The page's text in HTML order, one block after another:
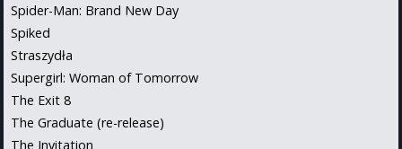
Spider-Man: Brand New Day
Spiked
Straszydła
Supergirl: Woman of Tomorrow
The Exit 8
The Graduate (re-release)
The Invitation